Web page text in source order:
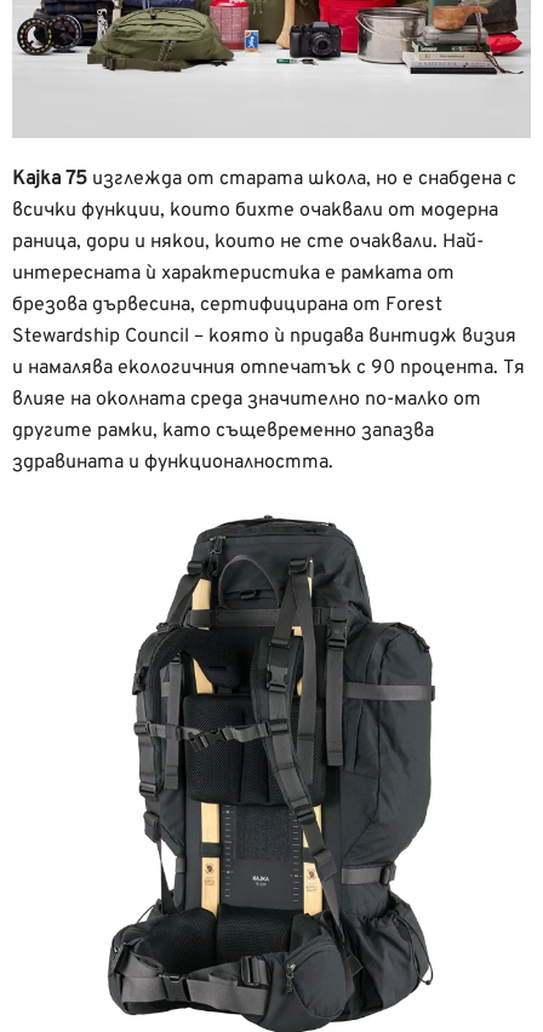
Kajka 75 изглежда от старата школа, но е снабдена с
всички функции, които бихте очаквали от модерна
раница, дори и някои, които не сте очаквали. Най-
интересната ѝ характеристика е рамката от
брезова дървесина, сертифицирана от Forest
Stewardship Council – която ѝ придава винтидж визия
и намалява екологичния отпечатък с 90 процента. Тя
влияе на околната среда значително по-малко от
другите рамки, като същевременно запазва
здравината и функционалността.